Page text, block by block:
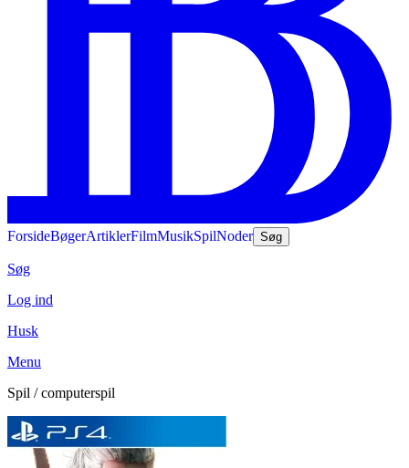
ForsideBøgerArtiklerFilmMusikSpilNoder Søg
Søg
Log ind
Husk
Menu
Spil / computerspil